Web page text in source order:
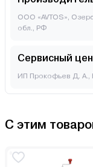
ООО «AVTOS»,
обл., РФ
Сервисный
ИП Прокофьев Д. А.,
С этим